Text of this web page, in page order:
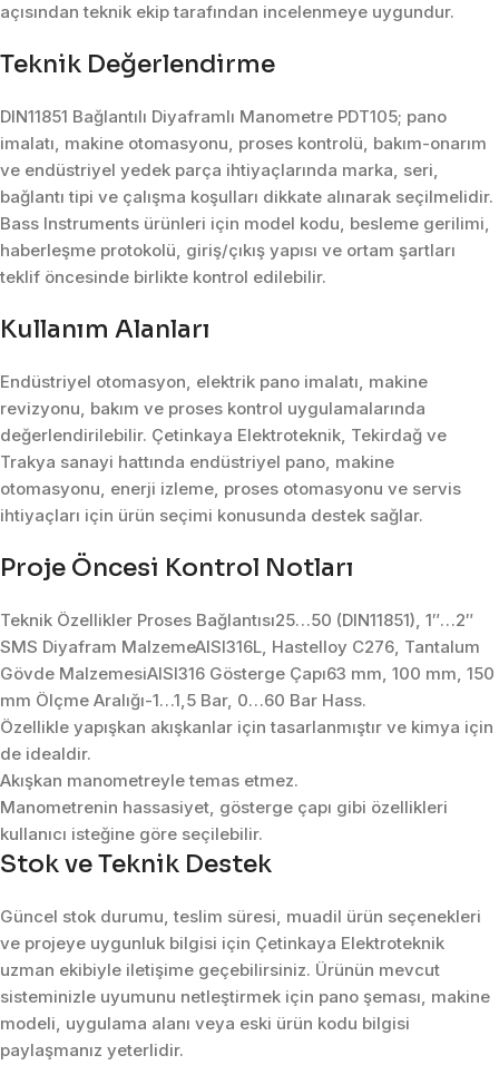
açısından teknik ekip tarafından incelenmeye uygundur.
Teknik Değerlendirme
DIN11851 Bağlantılı Diyaframlı Manometre PDT105; pano
imalatı, makine otomasyonu, proses kontrolü, bakım-onarım
ve endüstriyel yedek parça ihtiyaçlarında marka, seri,
bağlantı tipi ve çalışma koşulları dikkate alınarak seçilmelidir.
Bass Instruments ürünleri için model kodu, besleme gerilimi,
haberleşme protokolü, giriş/çıkış yapısı ve ortam şartları
teklif öncesinde birlikte kontrol edilebilir.
Kullanım Alanları
Endüstriyel otomasyon, elektrik pano imalatı, makine
revizyonu, bakım ve proses kontrol uygulamalarında
değerlendirilebilir. Çetinkaya Elektroteknik, Tekirdağ ve
Trakya sanayi hattında endüstriyel pano, makine
otomasyonu, enerji izleme, proses otomasyonu ve servis
ihtiyaçları için ürün seçimi konusunda destek sağlar.
Proje Öncesi Kontrol Notları
Teknik Özellikler Proses Bağlantısı25…50 (DIN11851), 1″…2″
SMS Diyafram MalzemeAISI316L, Hastelloy C276, Tantalum
Gövde MalzemesiAISI316 Gösterge Çapı63 mm, 100 mm, 150
mm Ölçme Aralığı-1…1,5 Bar, 0…60 Bar Hass.
Özellikle yapışkan akışkanlar için tasarlanmıştır ve kimya için
de idealdir.
Akışkan manometreyle temas etmez.
Manometrenin hassasiyet, gösterge çapı gibi özellikleri
kullanıcı isteğine göre seçilebilir.
Stok ve Teknik Destek
Güncel stok durumu, teslim süresi, muadil ürün seçenekleri
ve projeye uygunluk bilgisi için Çetinkaya Elektroteknik
uzman ekibiyle iletişime geçebilirsiniz. Ürünün mevcut
sisteminizle uyumunu netleştirmek için pano şeması, makine
modeli, uygulama alanı veya eski ürün kodu bilgisi
paylaşmanız yeterlidir.